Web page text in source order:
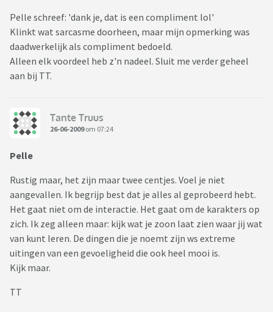
Pelle schreef: 'dank je, dat is een compliment lol'
Klinkt wat sarcasme doorheen, maar mijn opmerking was
daadwerkelijk als compliment bedoeld.
Alleen elk voordeel heb z'n nadeel. Sluit me verder geheel
aan bij TT.
Tante Truus
26-06-2009om 07:24
Pelle
Rustig maar, het zijn maar twee centjes. Voel je niet
aangevallen. Ik begrijp best dat je alles al geprobeerd hebt.
Het gaat niet om de interactie. Het gaat om de karakters op
zich. Ik zeg alleen maar: kijk wat je zoon laat zien waar jij wat
van kunt leren. De dingen die je noemt zijn ws extreme
uitingen van een gevoeligheid die ook heel mooi is.
Kijk maar.
TT